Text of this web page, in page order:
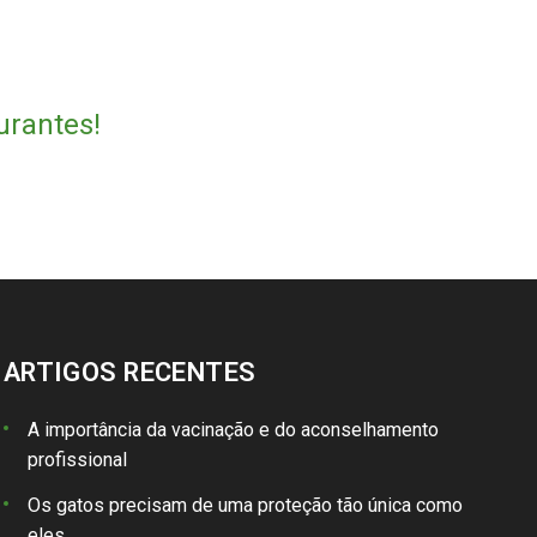
ARTIGOS RECENTES
A importância da vacinação e do aconselhamento
profissional
Os gatos precisam de uma proteção tão única como